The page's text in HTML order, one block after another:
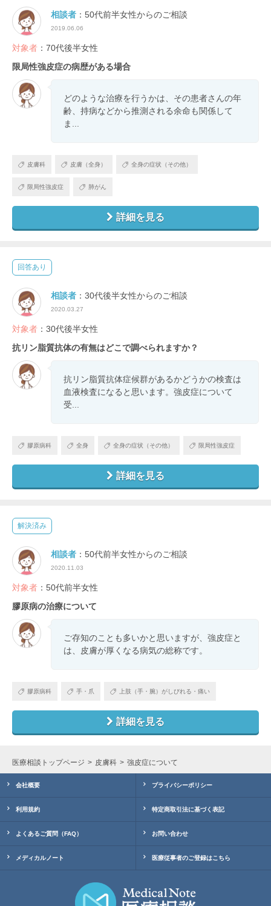
相談者 ：50代前半女性からのご相談
2019.06.06
対象者 ：70代後半女性
限局性強皮症の病歴がある場合
どのような治療を行うかは、その患者さんの年
齢、持病などから推測される余命も関係して
ま...
皮膚科 皮膚（全身） 全身の症状（その他）
限局性強皮症 肺がん
詳細を見る
回答あり
相談者 ：30代後半女性からのご相談
2020.03.27
対象者 ：30代後半女性
抗リン脂質抗体の有無はどこで調べられますか？
抗リン脂質抗体症候群があるかどうかの検査は
血液検査になると思います。強皮症について
受...
膠原病科 全身 全身の症状（その他） 限局性強皮症
詳細を見る
解決済み
相談者 ：50代前半女性からのご相談
2020.11.03
対象者 ：50代前半女性
膠原病の治療について
ご存知のことも多いかと思いますが、強皮症と
は、皮膚が厚くなる病気の総称です。
膠原病科 手・爪 上肢（手・腕）がしびれる・痛い
詳細を見る
医療相談トップページ 皮膚科 強皮症について
会社概要 プライバシーポリシー
利用規約 特定商取引法に基づく表記
よくあるご質問（FAQ） お問い合わせ
メディカルノート 医療従事者のご登録はこちら